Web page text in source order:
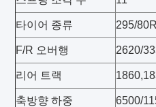
타이어 종류 295/
F/R 오버행 2620/
리어 트랙
축방향 하중 6500/